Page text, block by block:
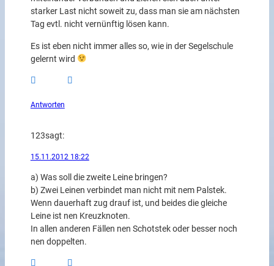
starker Last nicht soweit zu, dass man sie am nächsten
Tag evtl. nicht vernünftig lösen kann.
Es ist eben nicht immer alles so, wie in der Segelschule
gelernt wird
Antworten
123sagt:
15.11.2012 18:22
a) Was soll die zweite Leine bringen?
b) Zwei Leinen verbindet man nicht mit nem Palstek.
Wenn dauerhaft zug drauf ist, und beides die gleiche
Leine ist nen Kreuzknoten.
In allen anderen Fällen nen Schotstek oder besser noch
nen doppelten.